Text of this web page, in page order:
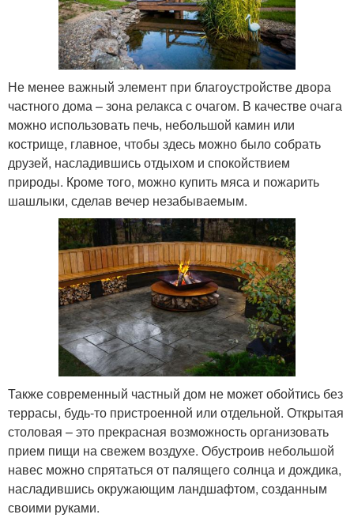
Не менее важный элемент при благоустройстве двора
частного дома – зона релакса с очагом. В качестве очага
можно использовать печь, небольшой камин или
кострище, главное, чтобы здесь можно было собрать
друзей, насладившись отдыхом и спокойствием
природы. Кроме того, можно купить мяса и пожарить
шашлыки, сделав вечер незабываемым.
Также современный частный дом не может обойтись без
террасы, будь-то пристроенной или отдельной. Открытая
столовая – это прекрасная возможность организовать
прием пищи на свежем воздухе. Обустроив небольшой
навес можно спрятаться от палящего солнца и дождика,
насладившись окружающим ландшафтом, созданным
своими руками.